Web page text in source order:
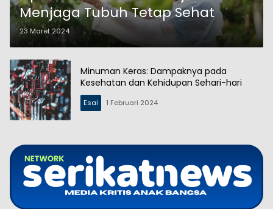
Menjaga Tubuh Tetap Sehat
23 Maret 2024
Minuman Keras: Dampaknya pada
Kesehatan dan Kehidupan Sehari-hari
Esai 1 Februari 2024